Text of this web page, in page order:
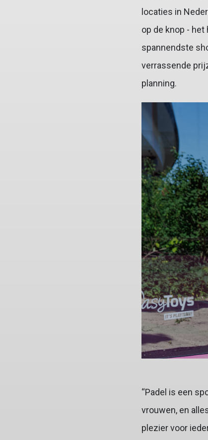
locaties in
op de knop -
spannendste
verrassende
planning.
“Padel is een
vrouwen, en
plezier voor